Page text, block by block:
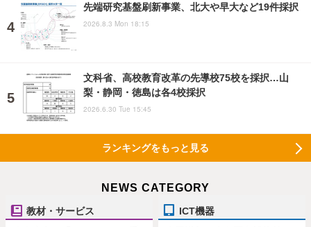
先端研究基盤刷新事業、北大や早大など19件採択
2026.8.3 Mon 18:15
文科省、高校教育改革の先導校75校を採択…山
梨・静岡・徳島は各4校採択
2026.6.30 Tue 15:45
ランキングをもっと見る
NEWS CATEGORY
教材・サービス ICT機器